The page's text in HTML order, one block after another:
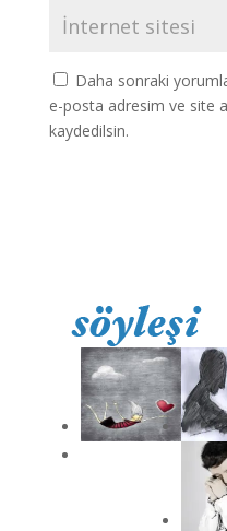
Daha sonraki
e-posta adresim ve site
kaydedilsin.